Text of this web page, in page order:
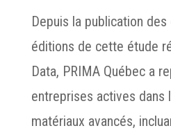
Depuis la publication
éditions de cette étude
Data, PRIMA Québec a
entreprises actives dans
matériaux avancés,